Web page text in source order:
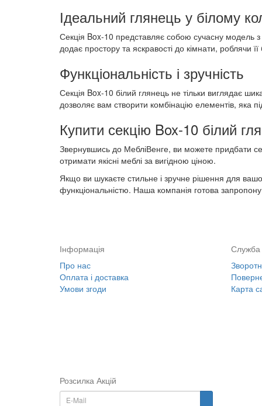
Ідеальний глянець у білому
Секція Box-10 представляє собою сучасну модель з
додає простору та яскравості до кімнати, роблячи
Функціональність і зручність
Секція Box-10 білий глянець не тільки виглядає
дозволяє вам створити комбінацію елементів, яка
Купити секцію Box-10 білий
Звернувшись до МебліВенге, ви можете придбати
отримати якісні меблі за вигідною ціною.
Якщо ви шукаєте стильне і зручне рішення для
функціональністю. Наша компанія готова
Інформація
Про нас
Оплата і доставка
Умови згоди
Служба
Карта
Розсилка Акцій